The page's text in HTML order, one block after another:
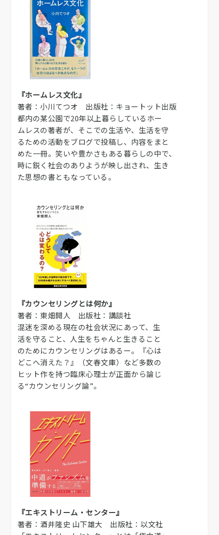
『ホームレス文化』
著者：小川てつオ 出版社：キョートット出版
都内の某公園で20年以上暮らしているホー
ムレスの著者が、そこでの生活や、生活を守
るための活動をブログで投稿し、内容をまと
めた一冊。笑いや豊かさもある暮らしの中で、
時に鋭く社会のありようが映し出され、生き
た思想の書ともなっている。
『カウンセリングとは何か』
著者：東畑開人 出版社：講談社
混迷を深める現在の社会状況にあって、生
活を守ること、人生をちゃんと生きること
のためにカウンセリングはあるー。『心は
どこへ消えた？』（文春文庫）など多数の
ヒット作を持つ臨床心理士が正面から論じ
る“カウンセリング論”。
『エキストリーム・センター』
著者：酒井隆史 山下雄大 出版社：以文社